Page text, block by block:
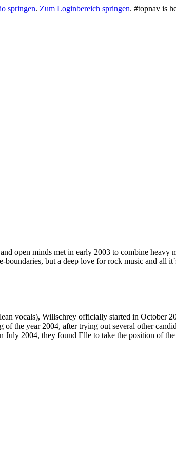
springen. Zum Loginbereich springen. #topnav is
open minds met in early 2003 to combine
but a deep love for rock music and all
vocals), Willschrey officially started in October
the year 2004, after trying out several other
2004, they found Elle to take the position of